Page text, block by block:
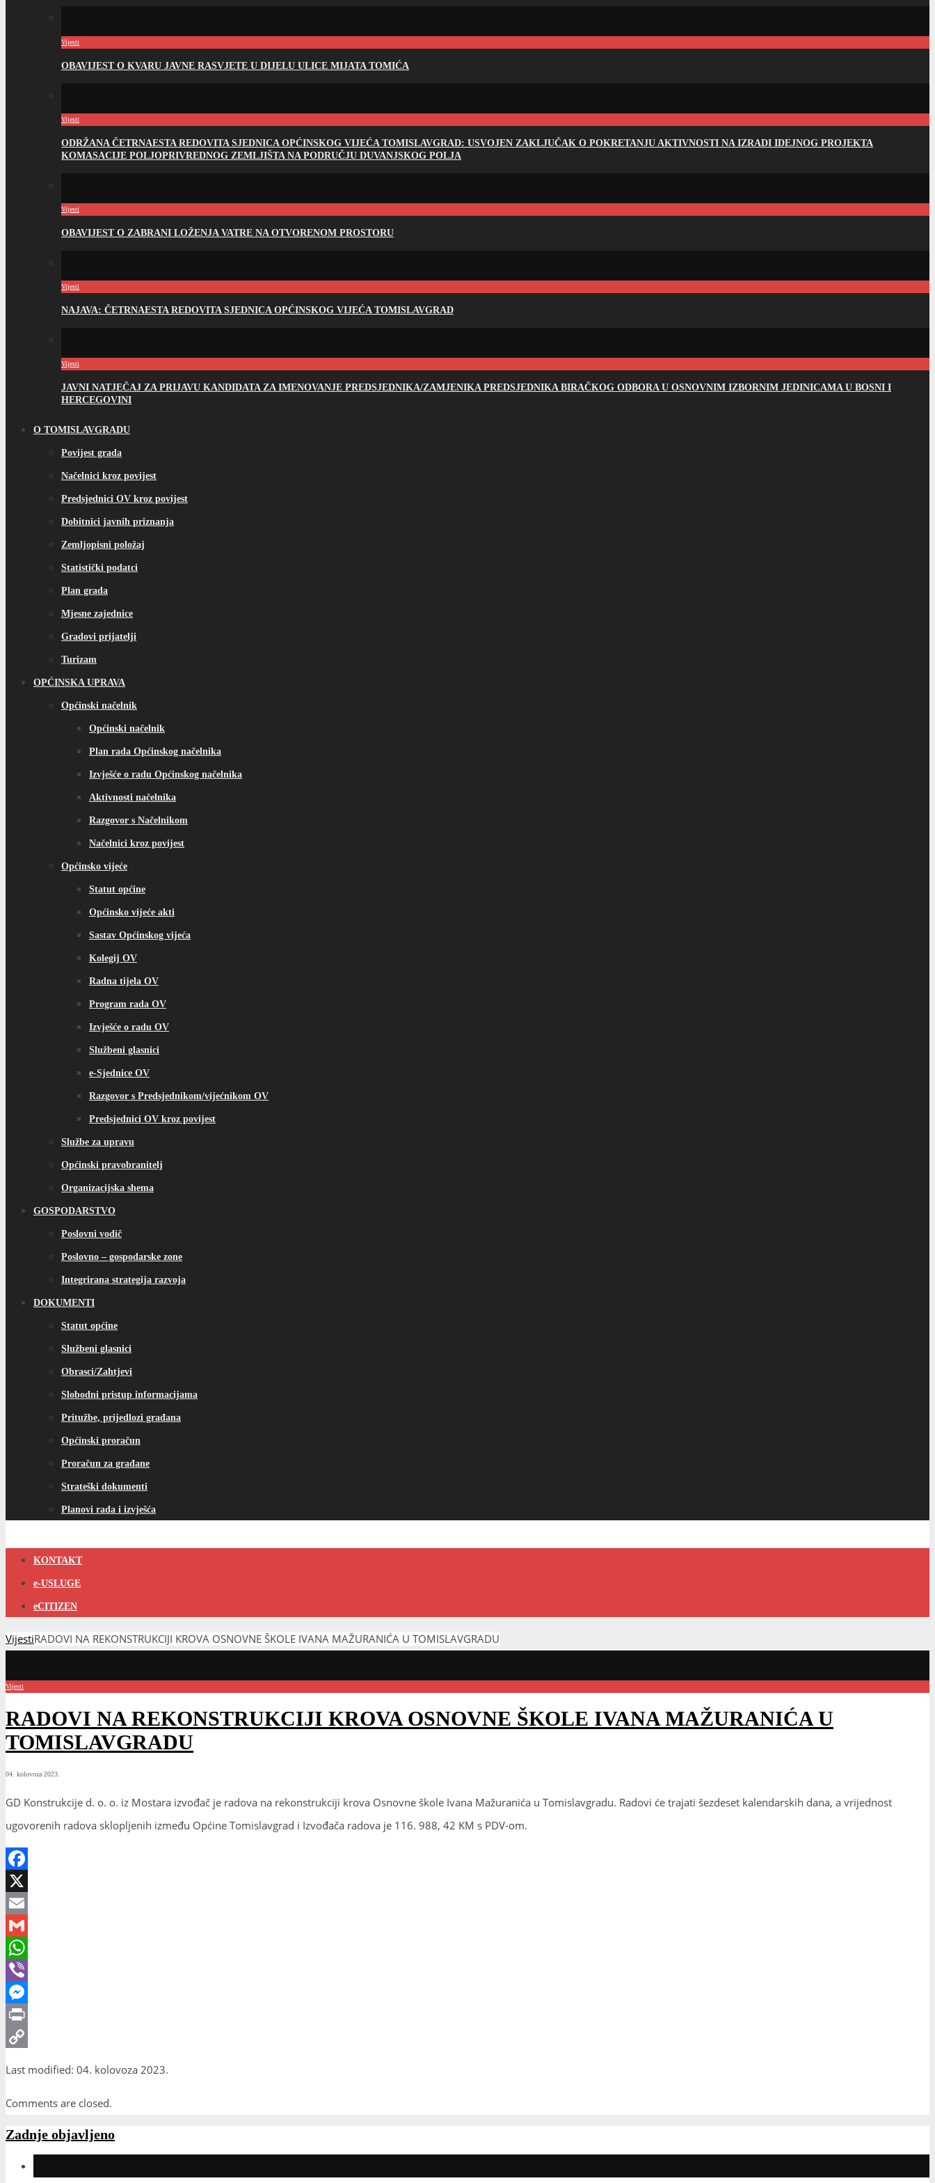
Vijesti
OBAVIJEST O KVARU JAVNE RASVJETE U DIJELU ULICE MIJATA TOMIĆA
Vijesti
ODRŽANA ČETRNAESTA REDOVITA SJEDNICA OPĆINSKOG VIJEĆA TOMISLAVGRAD: USVOJEN ZAKLJUČAK O POKRETANJU AKTIVNOSTI NA IZRADI IDEJNOG PROJEKTA
KOMASACIJE POLJOPRIVREDNOG ZEMLJIŠTA NA PODRUČJU DUVANJSKOG POLJA
Vijesti
OBAVIJEST O ZABRANI LOŽENJA VATRE NA OTVORENOM PROSTORU
Vijesti
NAJAVA: ČETRNAESTA REDOVITA SJEDNICA OPĆINSKOG VIJEĆA TOMISLAVGRAD
Vijesti
JAVNI NATJEČAJ ZA PRIJAVU KANDIDATA ZA IMENOVANJE PREDSJEDNIKA/ZAMJENIKA PREDSJEDNIKA BIRAČKOG ODBORA U OSNOVNIM IZBORNIM JEDINICAMA U BOSNI I
HERCEGOVINI
O TOMISLAVGRADU
Povijest grada
Načelnici kroz povijest
Predsjednici OV kroz povijest
Dobitnici javnih priznanja
Zemljopisni položaj
Statistički podatci
Plan grada
Mjesne zajednice
Gradovi prijatelji
Turizam
OPĆINSKA UPRAVA
Općinski načelnik
Općinski načelnik
Plan rada Općinskog načelnika
Izvješće o radu Općinskog načelnika
Aktivnosti načelnika
Razgovor s Načelnikom
Načelnici kroz povijest
Općinsko vijeće
Statut općine
Općinsko vijeće akti
Sastav Općinskog vijeća
Kolegij OV
Radna tijela OV
Program rada OV
Izvješće o radu OV
Službeni glasnici
e-Sjednice OV
Razgovor s Predsjednikom/vijećnikom OV
Predsjednici OV kroz povijest
Službe za upravu
Općinski pravobranitelj
Organizacijska shema
GOSPODARSTVO
Poslovni vodič
Poslovno – gospodarske zone
Integrirana strategija razvoja
DOKUMENTI
Statut općine
Službeni glasnici
Obrasci/Zahtjevi
Slobodni pristup informacijama
Pritužbe, prijedlozi građana
Općinski proračun
Proračun za građane
Strateški dokumenti
Planovi rada i izvješća
KONTAKT
e-USLUGE
eCITIZEN
VijestiRADOVI NA REKONSTRUKCIJI KROVA OSNOVNE ŠKOLE IVANA MAŽURANIĆA U TOMISLAVGRADU
Vijesti
RADOVI NA REKONSTRUKCIJI KROVA OSNOVNE ŠKOLE IVANA MAŽURANIĆA U
TOMISLAVGRADU
04. kolovoza 2023.
GD Konstrukcije d. o. o. iz Mostara izvođač je radova na rekonstrukciji krova Osnovne škole Ivana Mažuranića u Tomislavgradu. Radovi će trajati šezdeset kalendarskih dana, a vrijednost
ugovorenih radova sklopljenih između Općine Tomislavgrad i Izvođača radova je 116. 988, 42 KM s PDV-om.
Facebook
X
Email
Gmail
WhatsApp
Viber
Messenger
Print
Last modified: 04. kolovoza 2023.
Comments are closed.
Zadnje objavljeno